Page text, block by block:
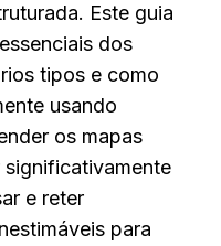
Este guia
dos
tipos e como
usando
os mapas
e reter
para